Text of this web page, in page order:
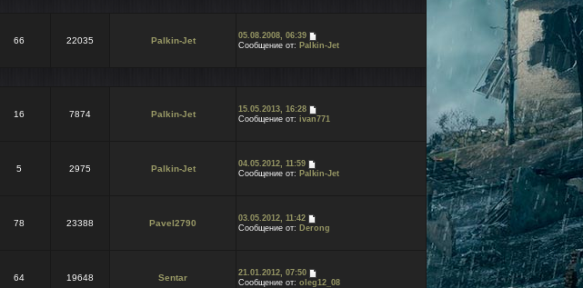
66 22035 Palkin-Jet
05.08.2008, 06:39
Сообщение от: Palkin-Jet
16 7874 Palkin-Jet
15.05.2013, 16:28
Сообщение от: ivan771
5 2975 Palkin-Jet
04.05.2012, 11:59
Сообщение от: Palkin-Jet
78 23388 Pavel2790
03.05.2012, 11:42
Сообщение от: Derong
64 19648 Sentar
21.01.2012, 07:50
Сообщение от: oleg12_08